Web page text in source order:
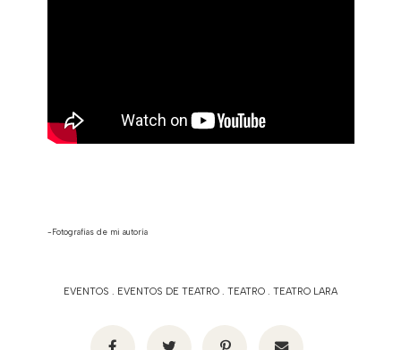
-Fotografías de mi autoría
EVENTOS . EVENTOS DE TEATRO. TEATRO. TEATRO LARA